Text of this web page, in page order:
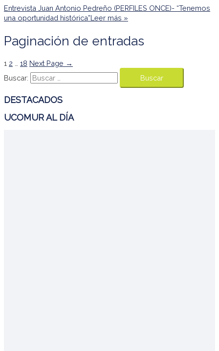
Entrevista Juan Antonio Pedreño (PERFILES ONCE)- “Tenemos
una oportunidad histórica”Leer más »
Paginación de entradas
1 2 18 Next Page →
Buscar:
DESTACADOS
UCOMUR AL DÍA